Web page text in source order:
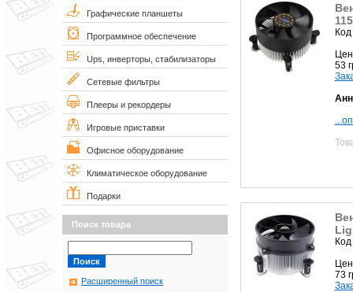
Графические планшеты
Программное обеспечение
Ups, инверторы, стабилизаторы
Сетевые фильтры
Плееры и рекордеры
Игровые приставки
Офисное оборудование
Климатическое оборудование
Подарки
Поиск товара
Расширенный поиск
53
73